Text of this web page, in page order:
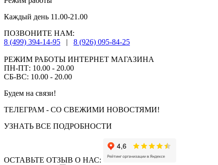
Каждый день 11.00-21.00
ПОЗВОНИТЕ НАМ:
8 (499) 394-14-95
| 8 (926) 095-84-25
РЕЖИМ РАБОТЫ ИНТЕРНЕТ МАГАЗИНА
ПН-ПТ: 10.00 - 20.00
СБ-ВС: 10.00 - 20.00
Будем на связи!
ТЕЛЕГРАМ - СО СВЕЖИМИ НОВОСТЯМИ!
УЗНАТЬ ВСЕ ПОДРОБНОСТИ
ОСТАВЬТЕ ОТЗЫВ О НАС: